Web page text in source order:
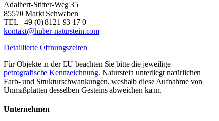
Adalbert-Stifter-Weg 35
85570 Markt Schwaben
TEL +49 (0) 8121 93 17 0
kontakt@huber-naturstein.com
Detaillierte Öffnungszeiten
Für Objekte in der EU beachten Sie bitte die jeweilige
petrografische Kennzeichnung. Naturstein unterliegt natürlichen
Farb- und Strukturschwankungen, weshalb diese Aufnahme von
Unmaßplatten desselben Gesteins abweichen kann.
Unternehmen